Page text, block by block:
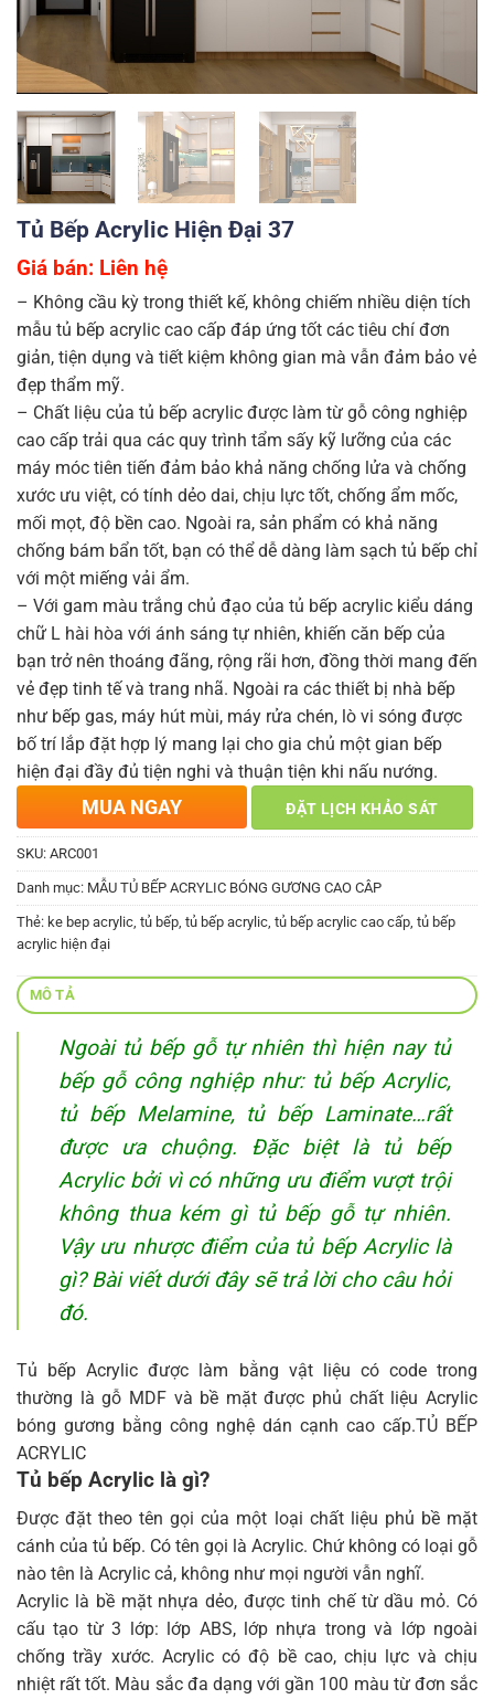
Tủ Bếp Acrylic Hiện Đại 37
Giá bán: Liên hệ
– Không cầu kỳ trong thiết kế, không chiếm nhiều diện tích
mẫu tủ bếp acrylic cao cấp đáp ứng tốt các tiêu chí đơn
giản, tiện dụng và tiết kiệm không gian mà vẫn đảm bảo vẻ
đẹp thẩm mỹ.
– Chất liệu của tủ bếp acrylic được làm từ gỗ công nghiệp
cao cấp trải qua các quy trình tẩm sấy kỹ lưỡng của các
máy móc tiên tiến đảm bảo khả năng chống lửa và chống
xước ưu việt, có tính dẻo dai, chịu lực tốt, chống ẩm mốc,
mối mọt, độ bền cao. Ngoài ra, sản phẩm có khả năng
chống bám bẩn tốt, bạn có thể dễ dàng làm sạch tủ bếp chỉ
với một miếng vải ẩm.
– Với gam màu trắng chủ đạo của tủ bếp acrylic kiểu dáng
chữ L hài hòa với ánh sáng tự nhiên, khiến căn bếp của
bạn trở nên thoáng đãng, rộng rãi hơn, đồng thời mang đến
vẻ đẹp tinh tế và trang nhã. Ngoài ra các thiết bị nhà bếp
như bếp gas, máy hút mùi, máy rửa chén, lò vi sóng được
bố trí lắp đặt hợp lý mang lại cho gia chủ một gian bếp
hiện đại đầy đủ tiện nghi và thuận tiện khi nấu nướng.
MUA NGAY ĐẶT LỊCH KHẢO SÁT
SKU: ARC001
Danh mục: MẪU TỦ BẾP ACRYLIC BÓNG GƯƠNG CAO CÂP
Thẻ: ke bep acrylic, tủ bếp, tủ bếp acrylic, tủ bếp acrylic cao cấp, tủ bếp
acrylic hiện đại
MÔ TẢ
Ngoài tủ bếp gỗ tự nhiên thì hiện nay tủ
bếp gỗ công nghiệp như: tủ bếp Acrylic,
tủ bếp Melamine, tủ bếp Laminate…rất
được ưa chuộng. Đặc biệt là tủ bếp
Acrylic bởi vì có những ưu điểm vượt trội
không thua kém gì tủ bếp gỗ tự nhiên.
Vậy ưu nhược điểm của tủ bếp Acrylic là
gì? Bài viết dưới đây sẽ trả lời cho câu hỏi
đó.
Tủ bếp Acrylic được làm bằng vật liệu có code trong
thường là gỗ MDF và bề mặt được phủ chất liệu Acrylic
bóng gương bằng công nghệ dán cạnh cao cấp.TỦ BẾP
ACRYLIC
Tủ bếp Acrylic là gì?
Được đặt theo tên gọi của một loại chất liệu phủ bề mặt
cánh của tủ bếp. Có tên gọi là Acrylic. Chứ không có loại gỗ
nào tên là Acrylic cả, không như mọi người vẫn nghĩ.
Acrylic là bề mặt nhựa dẻo, được tinh chế từ dầu mỏ. Có
cấu tạo từ 3 lớp: lớp ABS, lớp nhựa trong và lớp ngoài
chống trầy xước. Acrylic có độ bề cao, chịu lực và chịu
nhiệt rất tốt. Màu sắc đa dạng với gần 100 màu từ đơn sắc